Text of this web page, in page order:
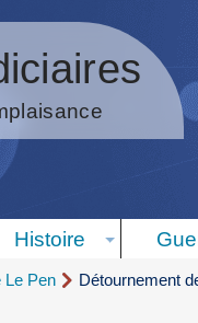
Histoire
Le Pen
Détournement